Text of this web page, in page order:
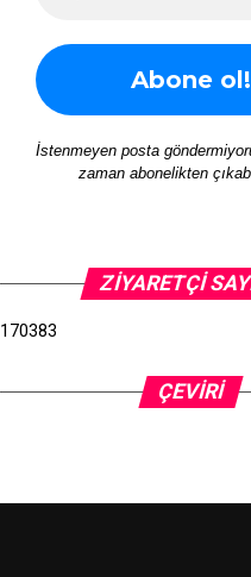
İstenmeyen posta
zaman abonelikten
ZIYARETÇI
170383
ÇEVIRI